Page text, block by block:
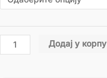
Додај у корпу